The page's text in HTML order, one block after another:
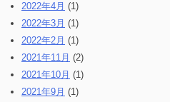
2022年4月 (1)
2022年3月 (1)
2022年2月 (1)
2021年11月 (2)
2021年10月 (1)
2021年9月 (1)